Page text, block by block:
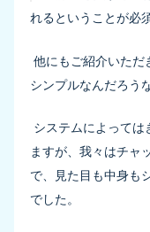
れるということが必
他にもご紹介いただ
シンプルなんだろう
システムによって
ますが、我々はチャ
で、見た目も中身も
でした。